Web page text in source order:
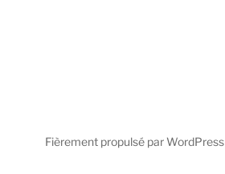
Fièrement propulsé par WordPress